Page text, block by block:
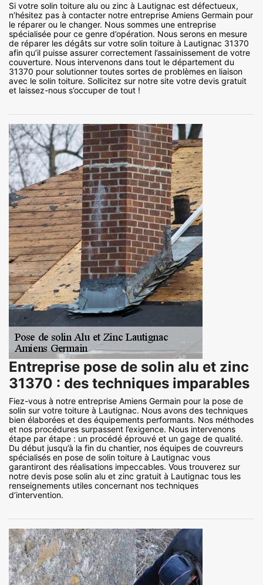
Si votre solin toiture alu ou zinc à Lautignac est défectueux,
n’hésitez pas à contacter notre entreprise Amiens Germain pour
le réparer ou le changer. Nous sommes une entreprise
spécialisée pour ce genre d’opération. Nous serons en mesure
de réparer les dégâts sur votre solin toiture à Lautignac 31370
afin qu’il puisse assurer correctement l’assainissement de votre
couverture. Nous intervenons dans tout le département du
31370 pour solutionner toutes sortes de problèmes en liaison
avec le solin toiture. Sollicitez sur notre site votre devis gratuit
et laissez-nous s’occuper de tout !
Entreprise pose de solin alu et zinc
31370 : des techniques imparables
Fiez-vous à notre entreprise Amiens Germain pour la pose de
solin sur votre toiture à Lautignac. Nous avons des techniques
bien élaborées et des équipements performants. Nos méthodes
et nos procédures surpassent l’exigence. Nous intervenons
étape par étape : un procédé éprouvé et un gage de qualité.
Du début jusqu’à la fin du chantier, nos équipes de couvreurs
spécialisés en pose de solin toiture à Lautignac vous
garantiront des réalisations impeccables. Vous trouverez sur
notre devis pose solin alu et zinc gratuit à Lautignac tous les
renseignements utiles concernant nos techniques
d’intervention.